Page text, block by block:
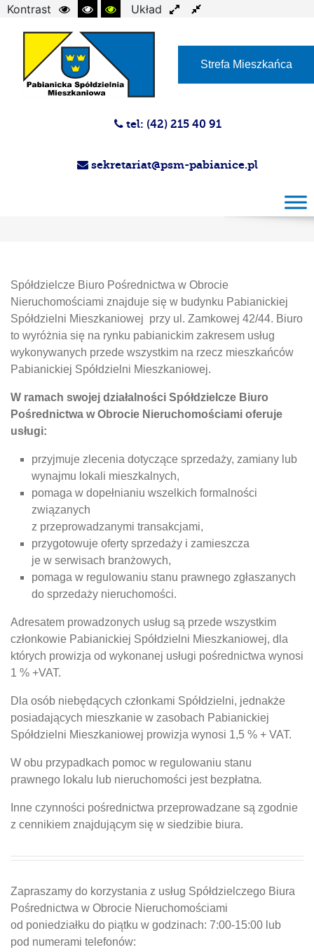
Kontrast
Układ
Strefa Mieszkańca
tel: (42) 215 40 91
sekretariat@psm-pabianice.pl
Spółdzielcze Biuro Pośrednictwa w Obrocie
Nieruchomościami znajduje się w budynku Pabianickiej
Spółdzielni Mieszkaniowej przy ul. Zamkowej 42/44. Biuro
to wyróżnia się na rynku pabianickim zakresem usług
wykonywanych przede wszystkim na rzecz mieszkańców
Pabianickiej Spółdzielni Mieszkaniowej.
W ramach swojej działalności Spółdzielcze Biuro
Pośrednictwa w Obrocie Nieruchomościami oferuje
usługi:
przyjmuje zlecenia dotyczące sprzedaży, zamiany lub
wynajmu lokali mieszkalnych,
pomaga w dopełnianiu wszelkich formalności
związanych
z przeprowadzanymi transakcjami,
przygotowuje oferty sprzedaży i zamieszcza
je w serwisach branżowych,
pomaga w regulowaniu stanu prawnego zgłaszanych
do sprzedaży nieruchomości.
Adresatem prowadzonych usług są przede wszystkim
członkowie Pabianickiej Spółdzielni Mieszkaniowej, dla
których prowizja od wykonanej usługi pośrednictwa wynosi
1 % +VAT.
Dla osób niebędących członkami Spółdzielni, jednakże
posiadających mieszkanie w zasobach Pabianickiej
Spółdzielni Mieszkaniowej prowizja wynosi 1,5 % + VAT.
W obu przypadkach pomoc w regulowaniu stanu
prawnego lokalu lub nieruchomości jest bezpłatna.
Inne czynności pośrednictwa przeprowadzane są zgodnie
z cennikiem znajdującym się w siedzibie biura.
Zapraszamy do korzystania z usług Spółdzielczego Biura
Pośrednictwa w Obrocie Nieruchomościami
od poniedziałku do piątku w godzinach: 7:00-15:00 lub
pod numerami telefonów: